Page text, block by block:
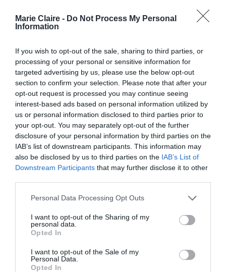
Marie Claire - Do Not Process My Personal
Information
If you wish to opt-out of the sale, sharing to third parties, or
processing of your personal or sensitive information for
targeted advertising by us, please use the below opt-out
section to confirm your selection. Please note that after your
opt-out request is processed you may continue seeing
interest-based ads based on personal information utilized by
us or personal information disclosed to third parties prior to
your opt-out. You may separately opt-out of the further
disclosure of your personal information by third parties on the
IAB’s list of downstream participants. This information may
also be disclosed by us to third parties on the IAB’s List of
Downstream Participants that may further disclose it to other
Personal Data Processing Opt Outs
I want to opt-out of the Sharing of my
personal data.
Opted In
I want to opt-out of the Sale of my
Personal Data.
Opted In
της, The Life of a Showgirl, αλλά και τη μεγάλη
ανταπόκριση που σημείωσαν τα πρόσφατα
Όμως και στα προσωπικά της φαίνεται πως όλα
βαίνουν καλώς. Αρραβωνιάστηκε τον σύντροφό
της, Travis Kelce και ετοιμάζουν μαζί τον γάμο
τους και το γαμήλιο ταξίδι, που φήμες θέλουν
να περιλαμβάνει και την Ελλάδα.